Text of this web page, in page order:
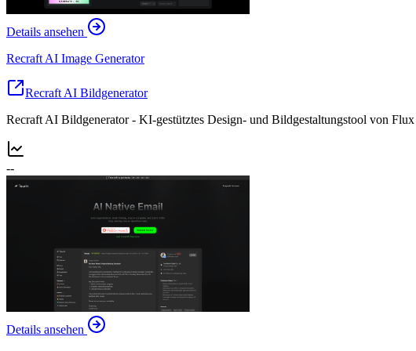
Details ansehen
Recraft AI Image Generator
Recraft AI Bildgenerator
Recraft AI Bildgenerator - KI-gestütztes Design- und Bildgestaltungstool von
--
Details ansehen